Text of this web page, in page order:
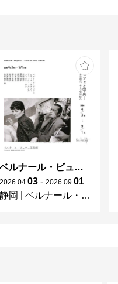
ベルナール・ビュフェと写真 ーカメラがとらえたビュフェとその時代、そして21 世紀へ
2026 04 03 - 2026 09 01
静岡
ベルナール・ビュフェ美術館